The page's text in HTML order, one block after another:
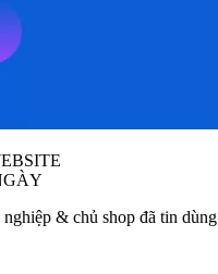
& chủ shop đã tin dùng